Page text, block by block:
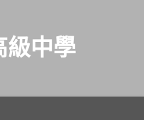
級中學